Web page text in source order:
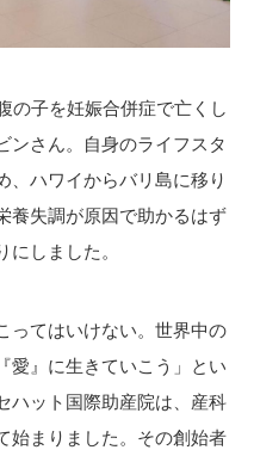
の子を妊娠合併症で亡くし
ンさん。自身のライフスタ
、ハワイからバリ島に移り
養失調が原因で助かるはず
しました。
ってはいけない。世界中の
愛』に生きていこう」とい
ハット国際助産院は、産科
始まりました。その創始者